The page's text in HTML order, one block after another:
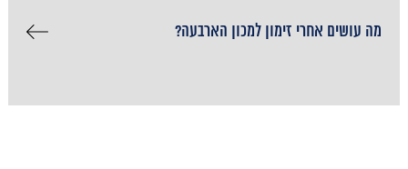
מה עושים אחרי זימון למכון הארבעה?